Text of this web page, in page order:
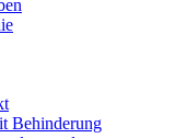
Behinderung